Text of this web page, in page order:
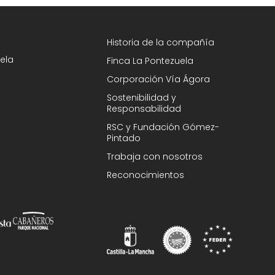
Historia de la compañía
Finca La Pontezuela
Corporación Vía Ágora
Sostenibilidad y
Responsabilidad
RSC y Fundación Gómez-
Pintado
Trabaja con nosotros
Reconocimientos